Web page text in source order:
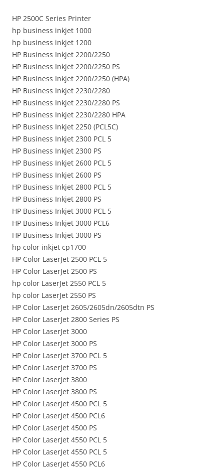
HP 2500C Series Printer
hp business inkjet 1000
hp business inkjet 1200
HP Business Inkjet 2200/2250
HP Business Inkjet 2200/2250 PS
HP Business Inkjet 2200/2250 (HPA)
HP Business Inkjet 2230/2280
HP Business Inkjet 2230/2280 PS
HP Business Inkjet 2230/2280 HPA
HP Business Inkjet 2250 (PCL5C)
HP Business Inkjet 2300 PCL 5
HP Business Inkjet 2300 PS
HP Business Inkjet 2600 PCL 5
HP Business Inkjet 2600 PS
HP Business Inkjet 2800 PCL 5
HP Business Inkjet 2800 PS
HP Business Inkjet 3000 PCL 5
HP Business Inkjet 3000 PCL6
HP Business Inkjet 3000 PS
hp color inkjet cp1700
HP Color LaserJet 2500 PCL 5
HP Color LaserJet 2500 PS
hp color LaserJet 2550 PCL 5
hp color LaserJet 2550 PS
HP Color LaserJet 2605/2605dn/2605dtn PS
HP Color LaserJet 2800 Series PS
HP Color LaserJet 3000
HP Color LaserJet 3000 PS
HP Color LaserJet 3700 PCL 5
HP Color LaserJet 3700 PS
HP Color LaserJet 3800
HP Color LaserJet 3800 PS
HP Color LaserJet 4500 PCL 5
HP Color LaserJet 4500 PCL6
HP Color LaserJet 4500 PS
HP Color LaserJet 4550 PCL 5
HP Color LaserJet 4550 PCL 5
HP Color LaserJet 4550 PCL6